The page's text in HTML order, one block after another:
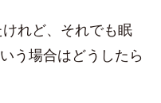
れど、それでも眠
う場合はどうしたら